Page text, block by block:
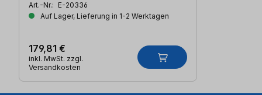
Art.-Nr.: E-20336
Auf Lager, Lieferung in 1-2 Werktagen
179,81 €
inkl. MwSt. zzgl.
Versandkosten